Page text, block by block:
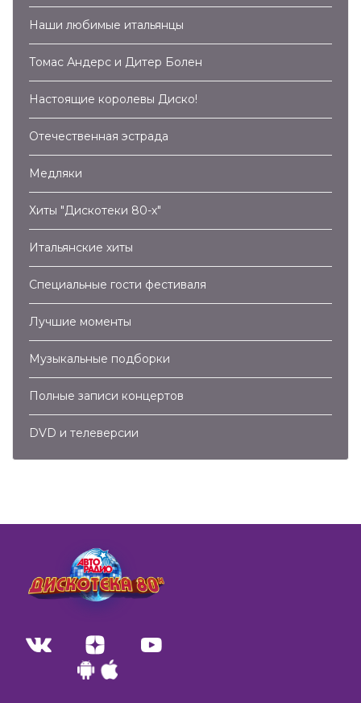
Наши любимые итальянцы
Томас Андерс и Дитер Болен
Настоящие королевы Диско!
Отечественная эстрада
Медляки
Хиты "Дискотеки 80-х"
Итальянские хиты
Специальные гости фестиваля
Лучшие моменты
Музыкальные подборки
Полные записи концертов
DVD и телеверсии